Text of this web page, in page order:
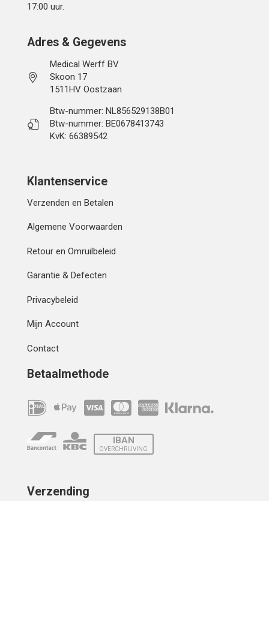
17:00 uur.
Adres & Gegevens
Medical Werff BV
Skoon 17
1511HV Oostzaan
Btw-nummer: NL856529138B01
Btw-nummer: BE0678413743
KvK: 66389542
Klantenservice
Verzenden en Betalen
Algemene Voorwaarden
Retour en Omruilbeleid
Garantie & Defecten
Privacybeleid
Mijn Account
Contact
Betaalmethode
IBAN
OVERCHRIJVING
Verzending